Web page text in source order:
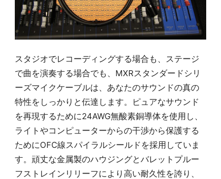
スタジオでレコーディングする場合も、ステージ
で曲を演奏する場合でも、MXRスタンダードシリ
ーズマイクケーブルは、あなたのサウンドの真の
特性をしっかりと伝達します。ピュアなサウンド
を再現するために24AWG無酸素銅導体を使用し、
ライトやコンピューターからの干渉から保護する
ためにOFC線スパイラルシールドを採用していま
す。頑丈な金属製のハウジングとバレットプルー
フストレインリリーフにより高い耐久性を誇り、